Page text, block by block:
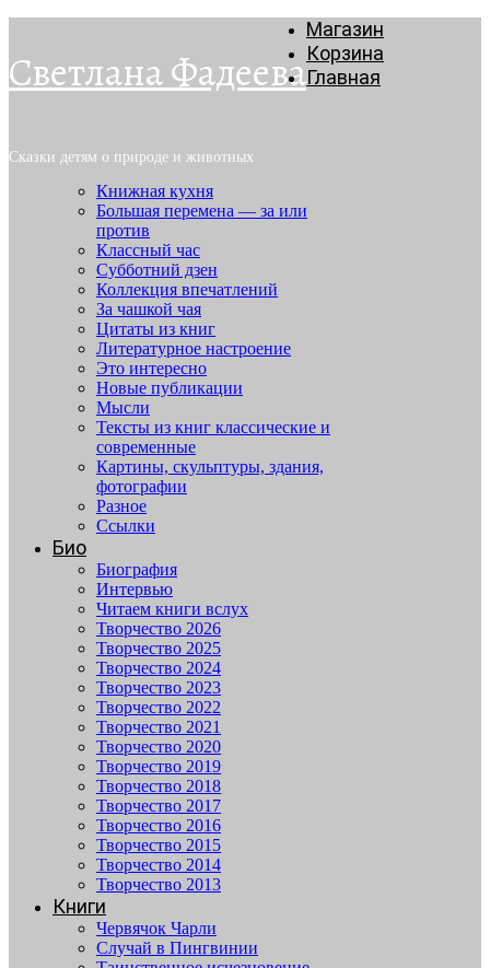
Светлана Фадеева
Сказки детям о природе и животных
Магазин
Корзина
Главная
Книжная кухня
Большая перемена — за или
против
Классный час
Субботний дзен
Коллекция впечатлений
За чашкой чая
Цитаты из книг
Литературное настроение
Это интересно
Новые публикации
Мысли
Тексты из книг классические и
современные
Картины, скульптуры, здания,
фотографии
Разное
Ссылки
Био
Биография
Интервью
Читаем книги вслух
Творчество 2026
Творчество 2025
Творчество 2024
Творчество 2023
Творчество 2022
Творчество 2021
Творчество 2020
Творчество 2019
Творчество 2018
Творчество 2017
Творчество 2016
Творчество 2015
Творчество 2014
Творчество 2013
Книги
Червячок Чарли
Случай в Пингвинии